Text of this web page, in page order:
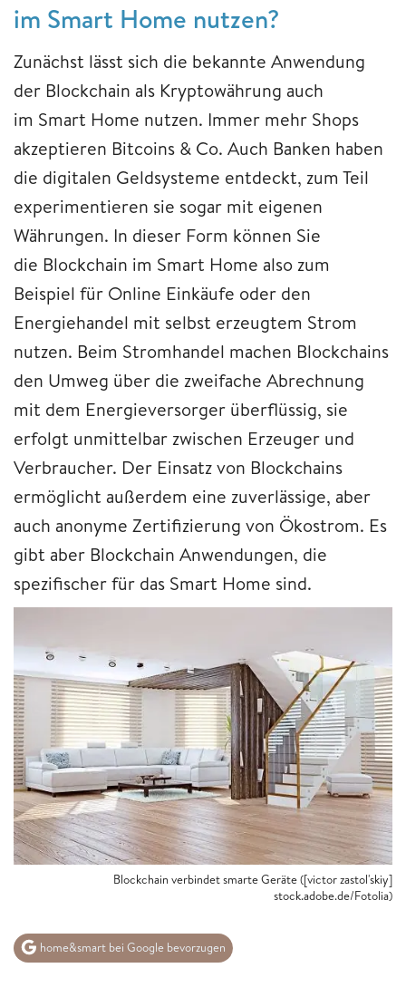
im Smart Home nutzen?
Zunächst lässt sich die bekannte Anwendung
der Blockchain als Kryptowährung auch
im Smart Home nutzen. Immer mehr Shops
akzeptieren Bitcoins & Co. Auch Banken haben
die digitalen Geldsysteme entdeckt, zum Teil
experimentieren sie sogar mit eigenen
Währungen. In dieser Form können Sie
die Blockchain im Smart Home also zum
Beispiel für Online Einkäufe oder den
Energiehandel mit selbst erzeugtem Strom
nutzen. Beim Stromhandel machen Blockchains
den Umweg über die zweifache Abrechnung
mit dem Energieversorger überflüssig, sie
erfolgt unmittelbar zwischen Erzeuger und
Verbraucher. Der Einsatz von Blockchains
ermöglicht außerdem eine zuverlässige, aber
auch anonyme Zertifizierung von Ökostrom. Es
gibt aber Blockchain Anwendungen, die
spezifischer für das Smart Home sind.
Blockchain verbindet smarte Geräte ([victor zastol'skiy]
stock.adobe.de/Fotolia)
home&smart bei Google bevorzugen